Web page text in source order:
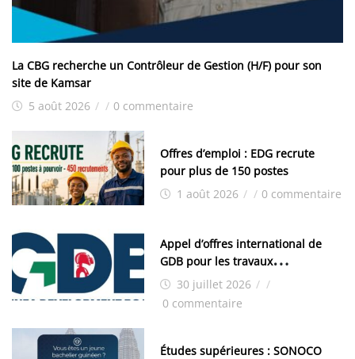
La CBG recherche un Contrôleur de Gestion (H/F) pour son
site de Kamsar
5 août 2026 / / 0 commentaire
Offres d’emploi : EDG recrute
pour plus de 150 postes
1 août 2026 / / 0 commentaire
Appel d’offres international de
GDB pour les travaux
d’aménagement de la zone
industrielle de FANDJE (PAZIF)
30 juillet 2026 / /
0 commentaire
Études supérieures : SONOCO